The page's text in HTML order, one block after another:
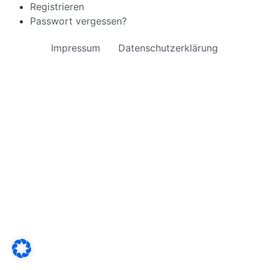
Registrieren
Passwort vergessen?
Impressum Datenschutzerklärung